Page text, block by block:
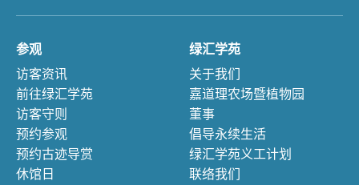
参观
访客资讯
前往绿汇学苑
访客守则
预约参观
预约古迹导赏
休馆日
绿汇学苑
关于我们
嘉道理农场暨植物园
董事
倡导永续生活
绿汇学苑义工计划
联络我们